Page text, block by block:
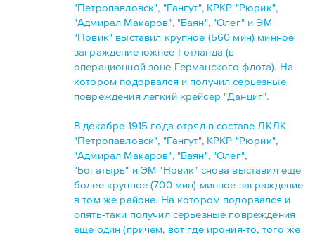
"Петропавловск", "Гангут", КРКР "Рюрик",
"Адмирал Макаров", "Баян", "Олег" и ЭМ
"Новик" выставил крупное (560 мин) минное
заграждение южнее Готланда (в
операционной зоне Германского флота). На
котором подорвался и получил серьезные
повреждения легкий крейсер "Данциг".
В декабре 1915 года отряд в составе ЛКЛК
"Петропавловск", "Гангут", КРКР "Рюрик",
"Адмирал Макаров", "Баян", "Олег",
"Богатырь" и ЭМ "Новик" снова выставил еще
более крупное (700 мин) минное заграждение
в том же районе. На котором подорвался и
опять-таки получил серьезные повреждения
еще один (причем, вот где ирония-то, того же